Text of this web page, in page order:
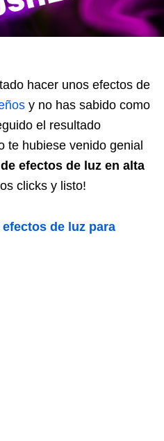
hacer unos efectos de
y no has sabido como
el resultado
te hubiese venido genial
efectos de luz en alta
clicks y listo!
de luz para